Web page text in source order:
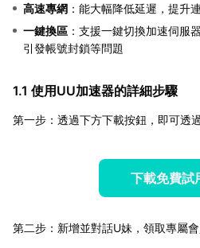
高速專網 ：能大幅降低延遲，提升
一鍵換區 ：支援一鍵切換加速伺服
引發帳號封鎖等問題
1.1 使用UU加速器的詳細步驟
第一步：透過下方下載按鈕，即可透
下載免費試
第二步：新增並對話U妹，領取專屬會